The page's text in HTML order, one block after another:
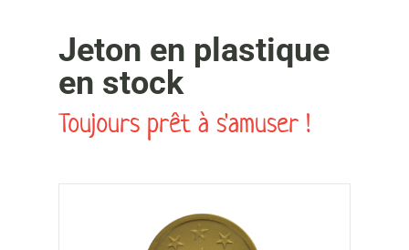
Jeton en plastique
en stock
Toujours prêt à s'amuser !